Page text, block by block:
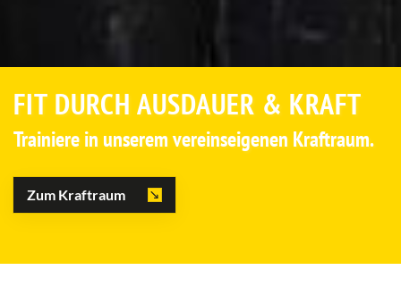
FIT DURCH AUSDAUER & KRAFT
Trainiere in unserem vereinseigenen Kraftraum.
Zum Kraftraum